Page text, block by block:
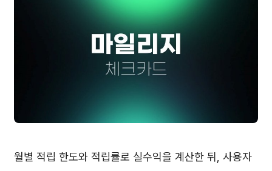
월별 적립 한도와 적립률로 실수익을 계산한 뒤, 사용자